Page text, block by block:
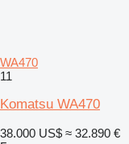
WA470
11
Komatsu WA470
38.000 US$ ≈ 32.890 €